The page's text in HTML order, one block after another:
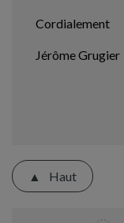
Cordialement
Jérôme Grugier
Haut